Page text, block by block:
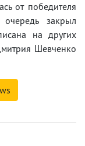
от победителя
закрыл
на других
Шевченко